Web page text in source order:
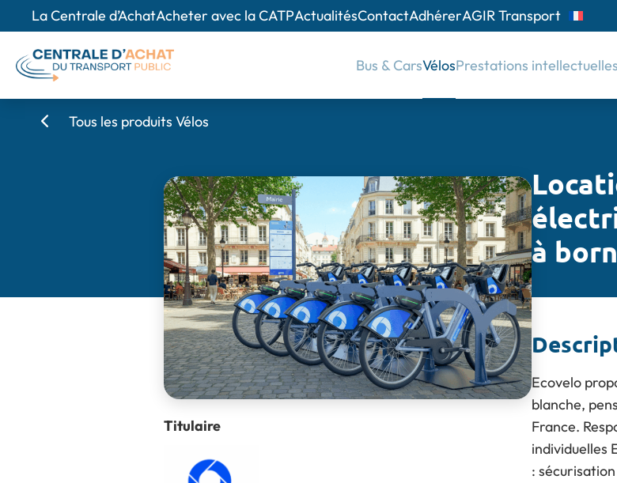
La Centrale d’AchatAcheter avec la CATPActualitésContactAdhérerAGIR Transport
Bus & CarsVélosPrestations intellectuelles
Tous les produits Vélos
à
Ecovelo
blanche,
France.
individuelles
:
Titulaire